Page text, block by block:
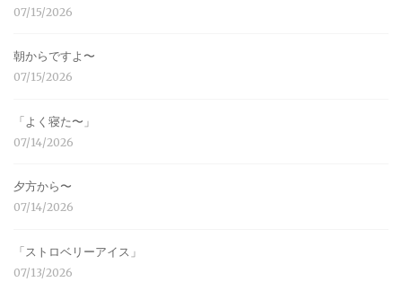
07/15/2026
朝からですよ〜
07/15/2026
「よく寝た〜」
07/14/2026
夕方から〜
07/14/2026
「ストロベリーアイス」
07/13/2026